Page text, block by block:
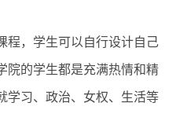
，学生可以自行设计自己
院的学生都是充满热情和精
学习、政治、女权、生活等